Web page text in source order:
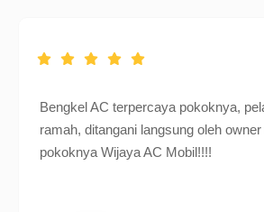
Bengkel AC terpercaya pokoknya,
ramah, ditangani langsung oleh
pokoknya Wijaya AC Mobil!!!!